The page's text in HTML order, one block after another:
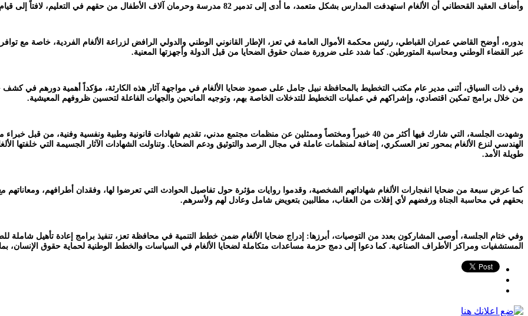
وأضاف العقيد القحطاني أن الألغام استهدفت المدارس بشكل متعمد، ما أدى إلى تدمير 82 مدرسة وحرمان آلاف الأطفال من حقهم في التعليم، لافتاً إلى قيام جماعة الحوثي بتطوير وإعادة تصنيع الألغام باستخدام خبرات إيرانية.
بدوره، أوضح القاضي عمران القباطي، رئيس محكمة الأموال العامة في تعز، الإطار القانوني الوطني والدولي الرافض لزراعة الألغام الفردية، خاصة مع
عبر القضاء الوطني ومحاسبة المتورطين. كما شدد على ضرورة ضمان حقوق الضحايا من قبل الدولة وأجهزتها المعنية.
وفي ذات السياق، أثنى مدير عام مكتب التخطيط بالمحافظة نبيل جامل على صمود ضحايا الألغام في مواجهة آثار هذه الكارثة، مؤكداً أهمية دورهم في
من خلال برامج تمكين اقتصادي، وإشراكهم في عمليات التخطيط للتدخلات الخاصة بهم، وتوجيه المانحين والجهات الفاعلة لتحسين ظروفهم المعيشية.
وشهدت الجلسة، التي شارك فيها أكثر من 40 خبيراً ومختصاً وممثلين عن منظمات مجتمع مدني، تقديم شهادات قانونية وطبية ونفسية
الهندسي لنزع الألغام بمحور تعز العسكري، إضافة لمنظمات عاملة في مجال الرصد والتوثيق ودعم الضحايا. وتناولت الشهادات الآثار الجسيمة التي خلفتها
طويلة الأمد.
كما عرض سبعة من ضحايا انفجارات الألغام شهاداتهم الشخصية، وقدموا روايات مؤثرة حول تفاصيل الحوادث التي تعرضوا لها، وفقدان أطرافهم، ومعاناتهم
بحقهم في محاسبة الجناة ورفضهم لأي إفلات من العقاب، مطالبين بتعويض شامل وعادل لهم ولأسرهم.
وفي ختام الجلسة، أوصى المشاركون بعدد من التوصيات، أبرزها: إدراج ضحايا الألغام ضمن خطط التنمية في محافظة تعز، تنفيذ برامج إعادة تأهيل
المستشفيات ومراكز الأطراف الصناعية. كما دعوا إلى دمج حزمة مساعدات متكاملة لضحايا الألغام في السياسات والخطط الوطنية لحماية حقوق الإنسان،